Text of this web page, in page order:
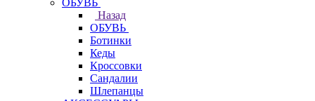
ОБУВЬ
Назад
ОБУВЬ
Ботинки
Кеды
Кроссовки
Сандалии
Шлепанцы